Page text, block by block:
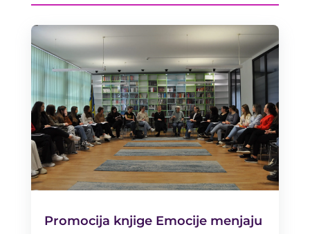
Promocija knjige Emocije menjaju